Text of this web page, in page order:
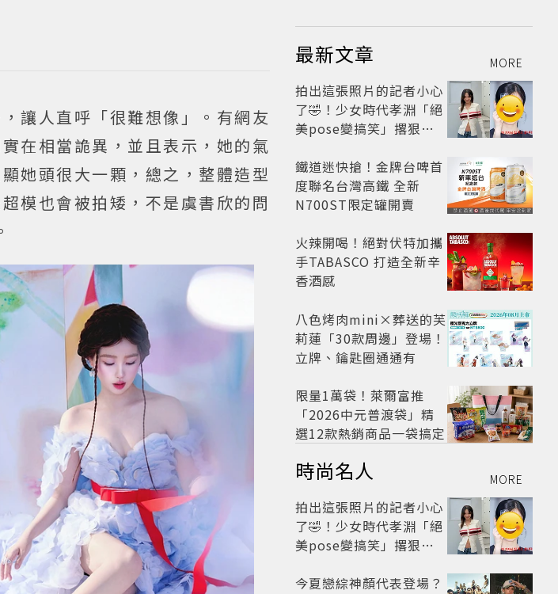
讓人直呼「很難想像」。有網友
在相當詭異，並且表示，她的氣
她頭很大一顆，總之，整體造型
模也會被拍矮，不是虞書欣的問
最新文章 MORE
拍出這張照片的記者小心
了🤣！少女時代孝淵「絕
美pose變搞笑」撂狠
鐵道迷快搶！金牌台啤首
度聯名台灣高鐵 全新
N700ST限定罐開賣
火辣開喝！絕對伏特加攜
手TABASCO 打造全新辛
香酒感
八色烤肉mini×葬送的芙
莉蓮「30款周邊」登場！
立牌、鑰匙圈通通有
限量1萬袋！萊爾富推
「2026中元普渡袋」精
選12款熱銷商品一袋搞定
時尚名人 MORE
拍出這張照片的記者小心
了🤣！少女時代孝淵「絕
美pose變搞笑」撂狠
今夏戀綜神顏代表登場？